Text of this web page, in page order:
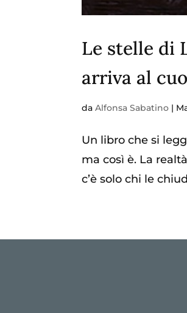
Le stelle di
arriva al
daAlfonsa Sabatino |
Un libro che si
ma così è. La
c’è solo chi le